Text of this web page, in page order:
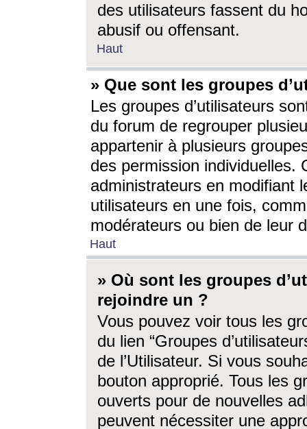
des utilisateurs fassent du
abusif ou offensant.
Haut
» Que sont les groupes
Les groupes d’utilisateurs
du forum de regrouper
appartenir à plusieurs
des permission individuelles.
administrateurs en modifiant
utilisateurs en une fois,
modérateurs ou bien de leur
Haut
» Où sont les groupes
rejoindre un ?
Vous pouvez voir tous les
du lien “Groupes
de l’Utilisateur. Si vous
bouton approprié. Tous les
ouverts pour de nouvelles
peuvent nécessiter une